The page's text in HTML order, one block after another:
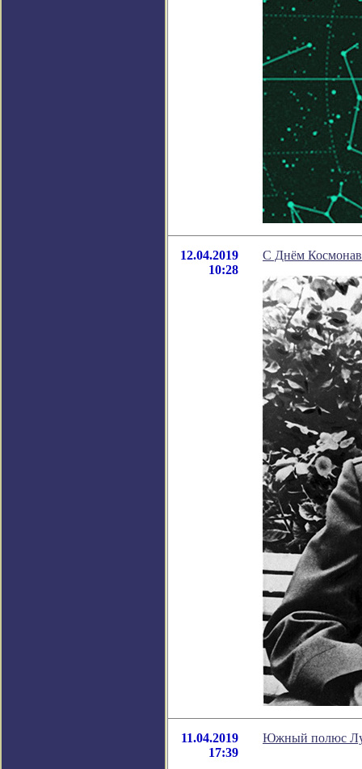
12.04.2019
10:28
С Днём
11.04.2019
17:39
Южный полюс